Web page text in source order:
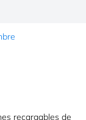
recargables de